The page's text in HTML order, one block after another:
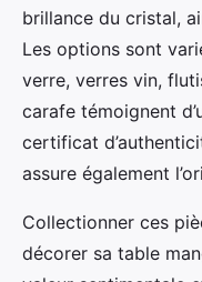
brillance du cristal,
Les options sont
verre, verres vin,
carafe témoignent
certificat
assure également
Collectionner ces
décorer sa table